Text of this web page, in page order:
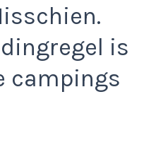
is
campings